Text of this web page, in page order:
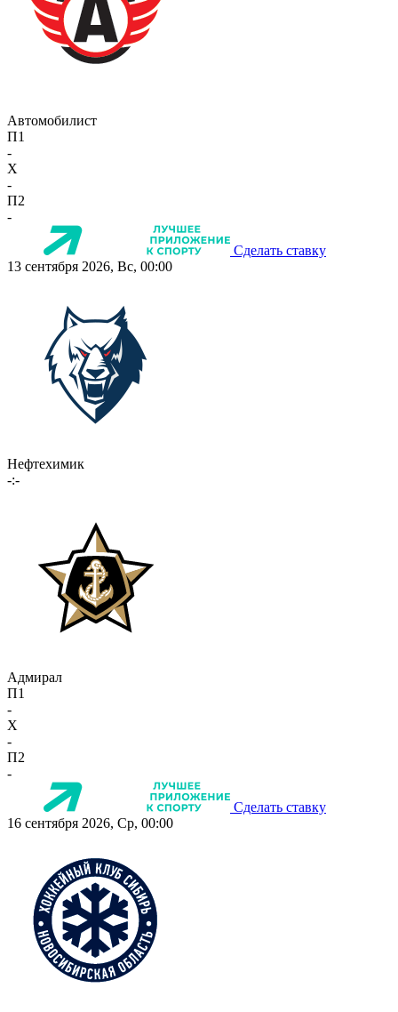
Автомобилист
П1
-
X
-
П2
-
Сделать ставку
13 сентября 2026, Вс, 00:00
Нефтехимик
-:-
Адмирал
П1
-
X
-
П2
-
Сделать ставку
16 сентября 2026, Ср, 00:00